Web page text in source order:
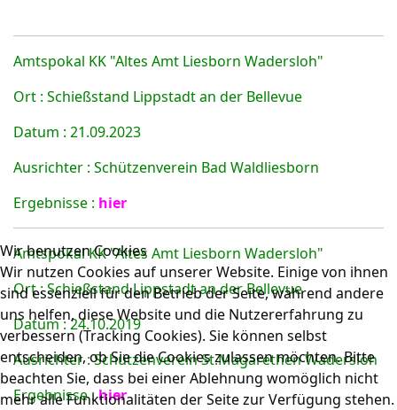
Amtspokal KK "Altes Amt Liesborn Wadersloh"
Ort : Schießstand Lippstadt an der Bellevue
Datum : 21.09.2023
Ausrichter : Schützenverein Bad Waldliesborn
Ergebnisse : hier
Amtspokal KK "Altes Amt Liesborn Wadersloh"
Ort : Schießstand Lippstadt an der Bellevue
Datum : 24.10.2019
Ausrichter : Schützenverein St.Magarethen Wadersloh
Ergebnisse : hier
Wir benutzen Cookies
Wir nutzen Cookies auf unserer Website. Einige von ihnen
sind essenziell für den Betrieb der Seite, während andere
uns helfen, diese Website und die Nutzererfahrung zu
verbessern (Tracking Cookies). Sie können selbst
entscheiden, ob Sie die Cookies zulassen möchten. Bitte
beachten Sie, dass bei einer Ablehnung womöglich nicht
mehr alle Funktionalitäten der Seite zur Verfügung stehen.